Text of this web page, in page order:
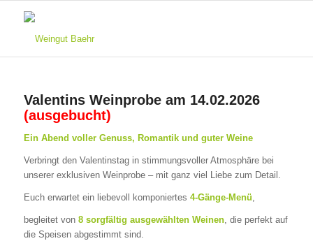
Valentins Weinprobe am 14.02.2026
(ausgebucht)
Ein Abend voller Genuss, Romantik und guter Weine
Verbringt den Valentinstag in stimmungsvoller Atmosphäre bei
unserer exklusiven Weinprobe – mit ganz viel Liebe zum Detail.
Euch erwartet ein liebevoll komponiertes 4-Gänge-Menü,
begleitet von 8 sorgfältig ausgewählten Weinen, die perfekt auf
die Speisen abgestimmt sind.